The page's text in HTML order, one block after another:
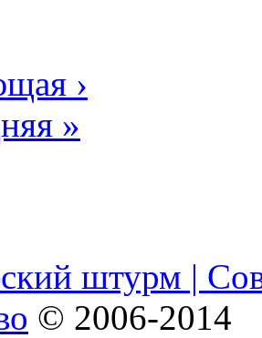
›
»
штурм |
© 2006-2014